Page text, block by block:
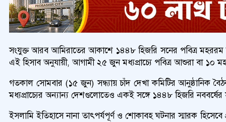
সংযুক্ত আরব আমিরাতের আকাশে ১৪৪৮ হিজরি সনের পবিত্র
এই হিসাব অনুযায়ী, আগামী ২৫ জুন মধ্যপ্রাচ্যে পবিত্র আশুরা বা ১০
গতকাল সোমবার (১৫ জুন) সন্ধ্যায় চাঁদ দেখা কমিটির আনুষ্ঠানিক
মধ্যপ্রাচ্যের অন্যান্য দেশগুলোতেও একই সঙ্গে ১৪৪৮ হিজরি নববর্ষের
ইসলামি ইতিহাসে নানা তাৎপর্যপূর্ণ ও শোকাবহ ঘটনার স্মারক